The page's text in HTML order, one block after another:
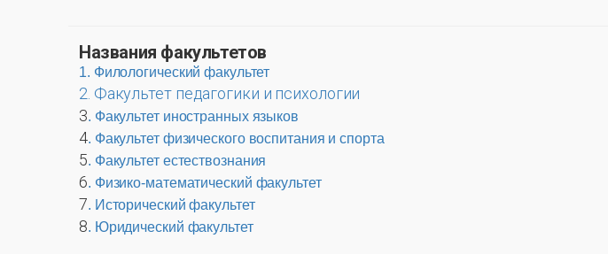
Названия факультетов
1. Филологический факультет
2. Факультет педагогики и психологии
3. Факультет иностранных языков
4. Факультет физического воспитания и спорта
5. Факультет естествознания
6. Физико-математический факультет
7. Исторический факультет
8. Юридический факультет